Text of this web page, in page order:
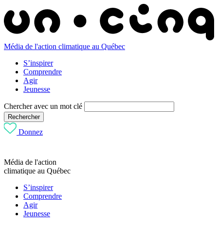
Média de l'action climatique au Québec
S’inspirer
Comprendre
Agir
Jeunesse
Chercher avec un mot clé
Rechercher
Donnez
Média de l'action
climatique au Québec
S’inspirer
Comprendre
Agir
Jeunesse